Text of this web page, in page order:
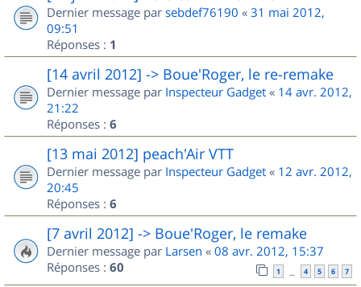
Dernier message par sebdef76190 « 31 mai 2012,
09:51
Réponses : 1
[14 avril 2012] -> Boue'Roger, le re-remake
Dernier message par Inspecteur Gadget « 14 avr. 2012,
21:22
Réponses : 6
[13 mai 2012] peach'Air VTT
Dernier message par Inspecteur Gadget « 12 avr. 2012,
20:45
Réponses : 6
[7 avril 2012] -> Boue'Roger, le remake
Dernier message par Larsen « 08 avr. 2012, 15:37
Réponses : 60 1 … 4 5 6 7